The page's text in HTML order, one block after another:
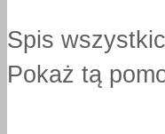
Spis
Pokaż tą